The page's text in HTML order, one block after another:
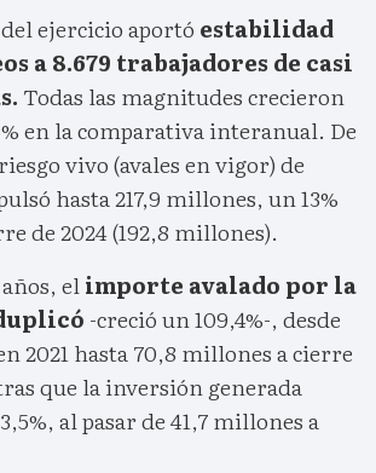
ejercicio aportó estabilidad
a 8.679 trabajadores de casi
Todas las magnitudes crecieron
en la comparativa interanual. De
vivo (avales en vigor) de
hasta 217,9 millones, un 13%
de 2024 (192,8 millones).
elimporte avalado por la
-creció un 109,4%-, desde
2021 hasta 70,8 millones a cierre
que la inversión generada
al pasar de 41,7 millones a